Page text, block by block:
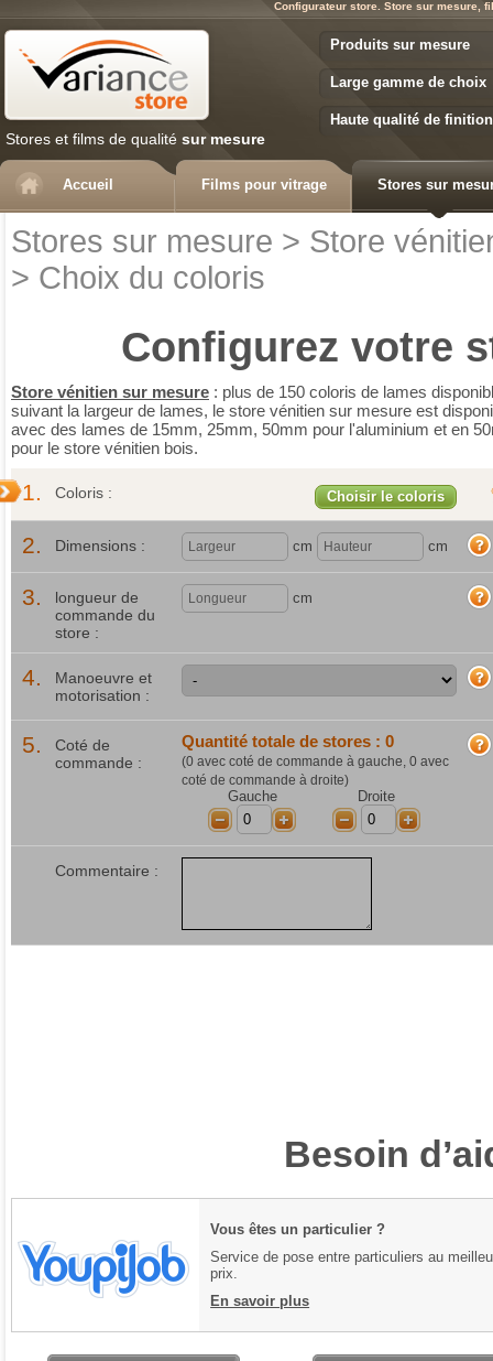
Configurateur store. Store sur mesure,
Stores et films de qualité sur mesure
Produits sur mesure
Large gamme de choix
Haute qualité de finition
Accueil Films pour vitrage Stores sur
Stores sur mesure > Store
> Choix du coloris
Configurez votre
Store vénitien sur mesure : plus de 150 coloris de lames
suivant la largeur de lames, le store vénitien sur mesure est
avec des lames de 15mm, 25mm, 50mm pour l'aluminium et en
pour le store vénitien bois.
1. Coloris : Choisir le coloris
2. Dimensions : cm cm
3.
longueur de
commande du
store :
cm
4.
Manoeuvre et
motorisation :
5.
Coté de
commande :
Quantité totale de stores : 0
(0 avec coté de commande à gauche, 0 avec
coté de commande à droite)
Gauche
Droite
Commentaire :
Besoin
Vous êtes un particulier ?
Service de pose entre particuliers au
prix.
En savoir plus